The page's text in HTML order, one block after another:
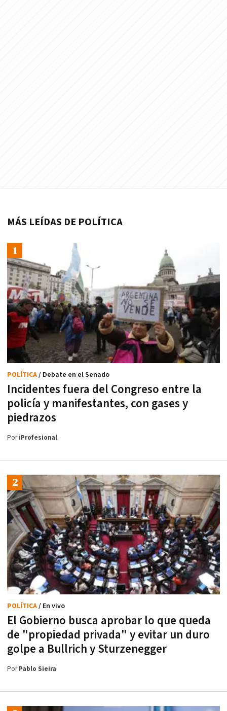
MÁS LEÍDAS DE POLÍTICA
Incidentes fuera del Congreso entre la
policía y manifestantes, con gases y
piedrazos
POLÍTICA/ Debate en el Senado
PoriProfesional
El Gobierno busca aprobar lo que queda
de "propiedad privada" y evitar un duro
golpe a Bullrich y Sturzenegger
POLÍTICA/ En vivo
PorPablo Sieira